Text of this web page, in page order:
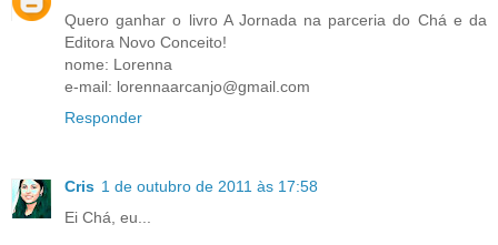
Quero ganhar o livro A Jornada na parceria do Chá e da
Editora Novo Conceito!
nome: Lorenna
e-mail: lorennaarcanjo@gmail.com
Responder
Cris 1 de outubro de 2011 às 17:58
Ei Chá, eu...